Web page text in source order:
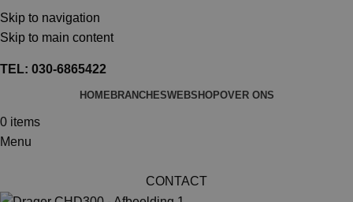
Skip to navigation
Skip to main content
TEL: 030-6865422
MAIL: INFO@SHOPMADE.NL
TEL: 030-6865422
HOME BRANCHESWEBSHOPOVER ONS
0 items
Menu
CONTACT